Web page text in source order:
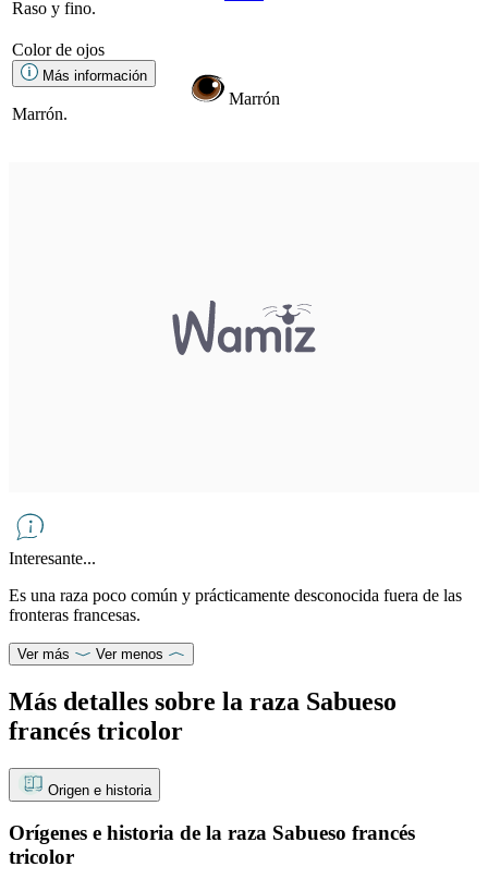
Raso y fino.
Color de ojos
Más información
Marrón.
Marrón
Interesante...
Es una raza poco común y prácticamente desconocida fuera de las
fronteras francesas.
Ver más Ver menos
Más detalles sobre la raza Sabueso
francés tricolor
Origen e historia
Orígenes e historia de la raza Sabueso francés
tricolor